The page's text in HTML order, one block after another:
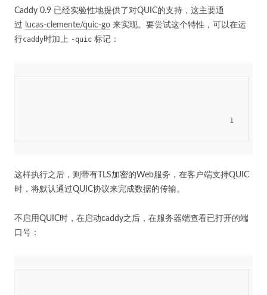
Caddy 0.9 已经实验性地提供了对QUIC的支持，这主要通
过
lucas-clemente/quic-go 来实现。要尝试这个特性，可以在运
行caddy时加上 -quic 标记：
这样执行之后，则带有TLS加密的Web服务，在客户端支持QUIC
时，将默认通过QUIC协议来完成数据的传输。
不启用QUIC时，在启动caddy之后，在服务器端查看已打开的端
口号：